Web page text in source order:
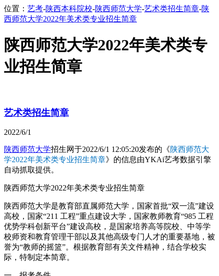
位置： 艺考-陕西本科院校-陕西师范大学-艺术类招生简章-陕
西师范大学2022年美术类专业招生简章
陕西师范大学2022年美术类专
业招生简章
艺术类招生简章
2022/6/1
陕西师范大学招生网于2022/6/1 12:05:20发布的《陕西师范大
学2022年美术类专业招生简章》的信息由YKAi艺考数据引擎
自动抓取提供。
陕西师范大学2022年美术类专业招生简章
陕西师范大学是教育部直属师范大学，国家首批“双一流”建设
高校，国家“211 工程”重点建设大学，国家教师教育“985 工程
优势学科创新平台”建设高校，是国家培养高等院校、中等学
校师资和教育管理干部以及其他高级专门人才的重要基地，被
誉为“教师的摇篮”。根据教育部有关文件精神，结合学校实
际，特制定本简章。